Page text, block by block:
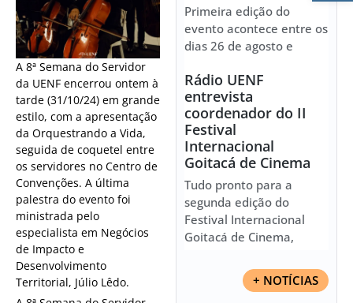
A 8ª Semana do Servidor
da UENF encerrou ontem à
tarde (31/10/24) em grande
estilo, com a apresentação
da Orquestrando a Vida,
seguida de coquetel entre
os servidores no Centro de
Convenções. A última
palestra do evento foi
ministrada pelo
especialista em Negócios
de Impacto e
Desenvolvimento
Territorial, Júlio Lêdo.
Primeira edição do
evento acontece entre os
dias 26 de agosto e
Rádio UENF
entrevista
coordenador do II
Festival
Internacional
Goitacá de Cinema
Tudo pronto para a
segunda edição do
Festival Internacional
Goitacá de Cinema,
+ NOTÍCIAS